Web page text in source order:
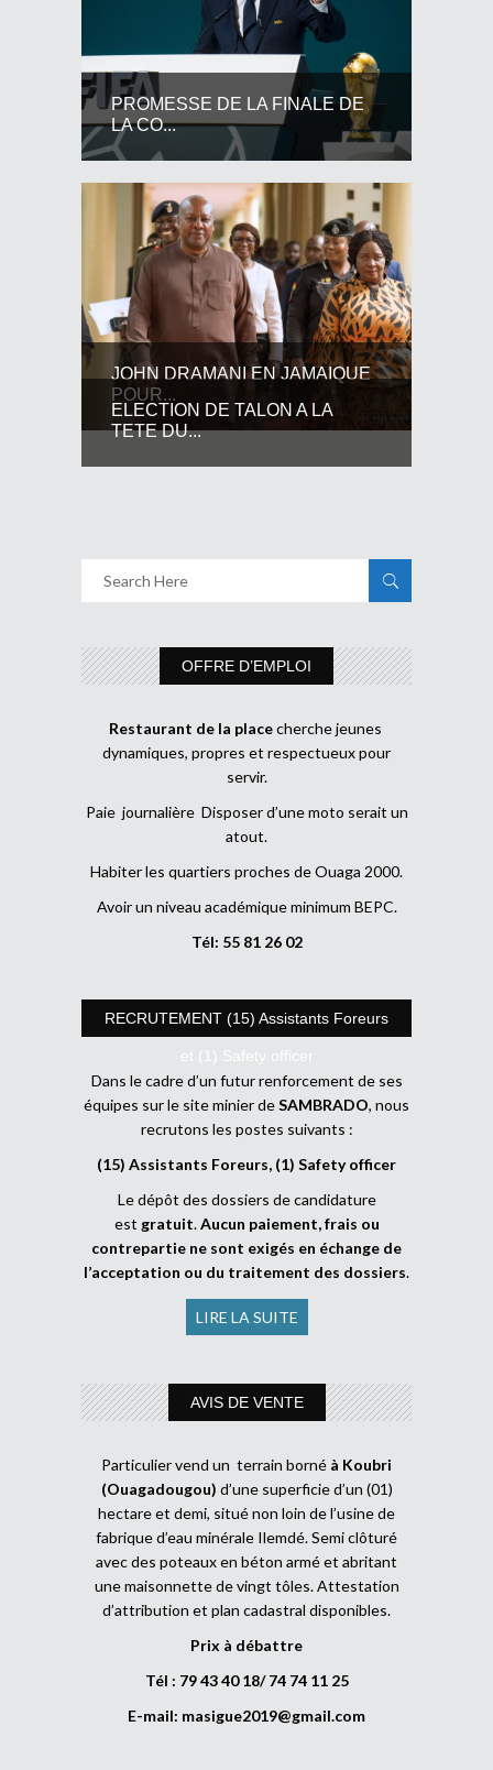
PROMESSE DE LA FINALE DE
LA CO...
JOHN DRAMANI EN JAMAIQUE
POUR...
ELECTION DE TALON A LA
TETE DU...
OFFRE D’EMPLOI
Restaurant de la placecherche jeunes
dynamiques, propres et respectueux pour
servir.
Paie journalière Disposer d’une moto serait un
atout.
Habiter les quartiers proches de Ouaga 2000.
Avoir un niveau académique minimum BEPC.
Tél: 55 81 26 02
RECRUTEMENT (15) Assistants Foreurs
et (1) Safety officer
Dans le cadre d’un futur renforcement de ses
équipes sur le site minier deSAMBRADO, nous
recrutons les postes suivants :
(15) Assistants Foreurs, (1) Safety officer
Le dépôt des dossiers de candidature
est gratuit.Aucun paiement, frais ou
contrepartie ne sont exigés en échange de
l’acceptation ou du traitement des dossiers.
LIRE LA SUITE
AVIS DE VENTE
Particulier vend un terrain borné à Koubri
(Ouagadougou) d’une superficie d’un (01)
hectare et demi, situé non loin de l’usine de
fabrique d’eau minérale Ilemdé. Semi clôturé
avec des poteaux en béton armé et abritant
une maisonnette de vingt tôles. Attestation
d’attribution et plan cadastral disponibles.
Prix à débattre
Tél : 79 43 40 18/ 74 74 11 25
E-mail: masigue2019@gmail.com